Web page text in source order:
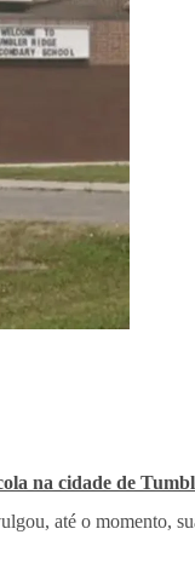
na cidade de
até o momento,